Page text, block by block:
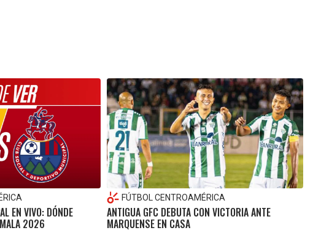
EN VIVO: DÓNDE
2026
FÚTBOL CENTROAMÉRICA
ANTIGUA GFC DEBUTA CON VICTORIA ANTE
MARQUENSE EN CASA